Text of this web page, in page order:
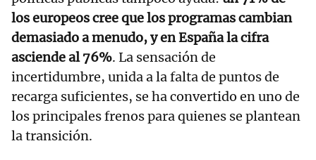
los europeos cree que los programas cambian
demasiado a menudo, y en España la cifra
asciende al 76%. La sensación de
incertidumbre, unida a la falta de puntos de
recarga suficientes, se ha convertido en uno de
los principales frenos para quienes se plantean
la transición.